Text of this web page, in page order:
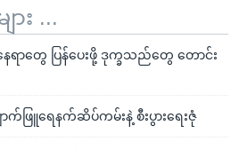
း ...
ရာတွေ ပြန်ပေးဖို့ ဒုက္ခသည်တွေ တောင်း
ဖြူရေနက်ဆိပ်ကမ်းနဲ့ စီးပွားရေးဇုံ